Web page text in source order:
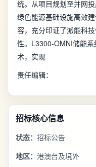
统。从项目规划至并网
绿色能源基础设施高效
容，充分印证了派能科
性。L3300-OMNI储能
术，实现
责任编辑：
招标核心信息
状态： 招标公告
地区： 港澳台及境外